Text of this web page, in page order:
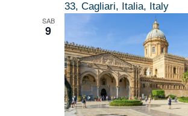
33, Cagliari, Italia, Italy
SAB
9